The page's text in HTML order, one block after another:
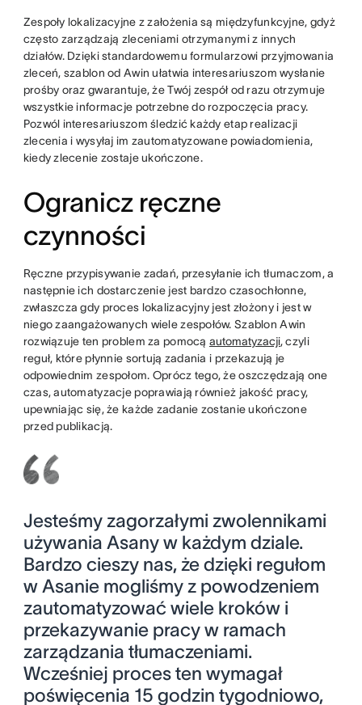
Zespoły lokalizacyjne z założenia są międzyfunkcyjne, gdyż
często zarządzają zleceniami otrzymanymi z innych
działów. Dzięki standardowemu formularzowi przyjmowania
zleceń, szablon od Awin ułatwia interesariuszom wysłanie
prośby oraz gwarantuje, że Twój zespół od razu otrzymuje
wszystkie informacje potrzebne do rozpoczęcia pracy.
Pozwól interesariuszom śledzić każdy etap realizacji
zlecenia i wysyłaj im zautomatyzowane powiadomienia,
kiedy zlecenie zostaje ukończone.
Ogranicz ręczne
czynności
Ręczne przypisywanie zadań, przesyłanie ich tłumaczom, a
następnie ich dostarczenie jest bardzo czasochłonne,
zwłaszcza gdy proces lokalizacyjny jest złożony i jest w
niego zaangażowanych wiele zespołów. Szablon Awin
rozwiązuje ten problem za pomocą automatyzacji, czyli
reguł, które płynnie sortują zadania i przekazują je
odpowiednim zespołom. Oprócz tego, że oszczędzają one
czas, automatyzacje poprawiają również jakość pracy,
upewniając się, że każde zadanie zostanie ukończone
przed publikacją.
Jesteśmy zagorzałymi zwolennikami
używania Asany w każdym dziale.
Bardzo cieszy nas, że dzięki regułom
w Asanie mogliśmy z powodzeniem
zautomatyzować wiele kroków i
przekazywanie pracy w ramach
zarządzania tłumaczeniami.
Wcześniej proces ten wymagał
poświęcenia 15 godzin tygodniowo,